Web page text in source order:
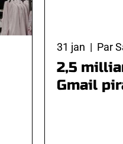
31 jan | Par
2,5
Gmail